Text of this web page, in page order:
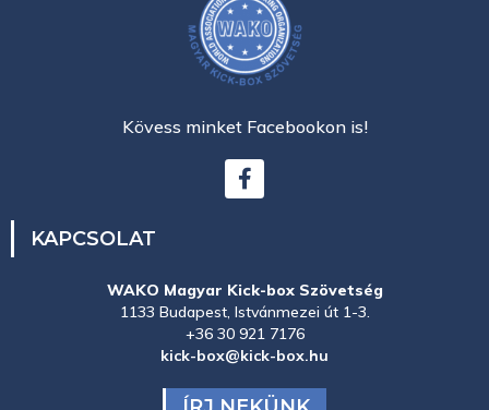
Kövess minket Facebookon is!
KAPCSOLAT
WAKO Magyar Kick-box Szövetség
1133 Budapest, Istvánmezei út 1-3.
+36 30 921 7176
kick-box@kick-box.hu